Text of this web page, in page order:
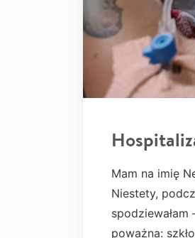
Mam na imię
Niestety,
spodziewałam
poważna: